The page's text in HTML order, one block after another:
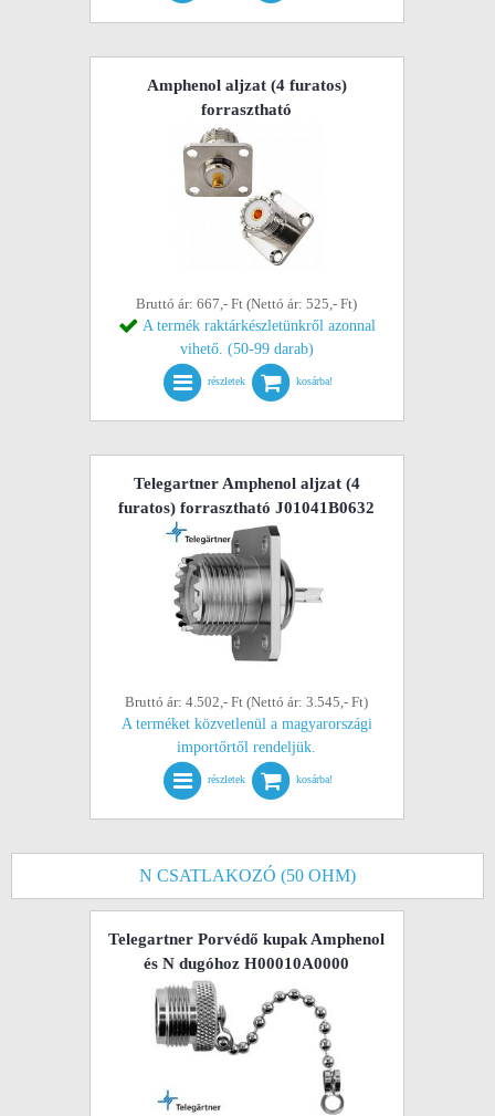
Amphenol aljzat (4 furatos)
forrasztható
Bruttó ár: 667,- Ft (Nettó ár: 525,- Ft)
A termék raktárkészletünkről azonnal
vihető. (50-99 darab)
részletek kosárba!
Telegartner Amphenol aljzat (4
furatos) forrasztható J01041B0632
Bruttó ár: 4.502,- Ft (Nettó ár: 3.545,- Ft)
A terméket közvetlenül a magyarországi
importőrtől rendeljük.
részletek kosárba!
N CSATLAKOZÓ (50 OHM)
Telegartner Porvédő kupak Amphenol
és N dugóhoz H00010A0000